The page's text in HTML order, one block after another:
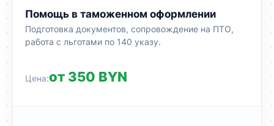
Помощь в таможенном оформлении
Подготовка документов, сопровождение на ПТО,
работа с льготами по 140 указу.
от 350 BYN